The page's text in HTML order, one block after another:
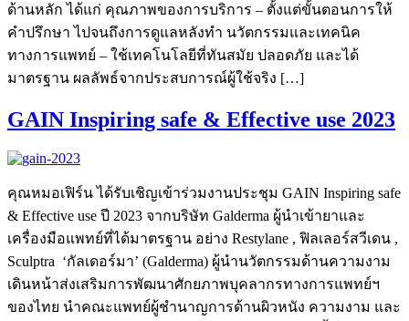
ด้านหลัก ได้แก่ คุณภาพของการบริการ – ตั้งแต่ขั้นตอนการให้
คำปรึกษา ไปจนถึงการดูแลหลังทำ นวัตกรรมและเทคนิค
ทางการแพทย์ – ใช้เทคโนโลยีที่ทันสมัย ปลอดภัย และได้
มาตรฐาน ผลลัพธ์จากประสบการณ์ผู้ใช้จริง […]
GAIN Inspiring safe & Effective use 2023
คุณหมอเฟิร์น ได้รับเชิญเข้าร่วมงานประชุม GAIN Inspiring safe
& Effective use ปี 2023 จากบริษัท Galderma ผู้นำเข้ายาและ
เครื่องมือแพทย์ที่ได้มาตรฐาน อย่าง Restylane , ฟิลเลอร์สวีเดน ,
Sculptra ‘กัลเดอร์มา’ (Galderma) ผู้นำนวัตกรรมด้านความงาม
เดินหน้าส่งเสริมการพัฒนาศักยภาพบุคลากรทางการแพทย์ฯ
ของไทย นำคณะแพทย์ผู้ชำนาญการด้านผิวหนัง ความงาม และ